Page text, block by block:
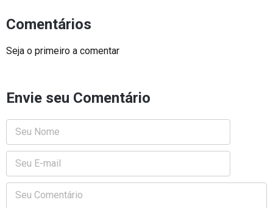
Comentários
Seja o primeiro a comentar
Envie seu Comentário